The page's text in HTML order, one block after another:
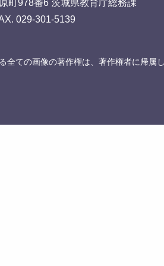
町978番6 茨城県教育庁総務課
029-301-5139
全ての画像の著作権は、著作権者に帰属